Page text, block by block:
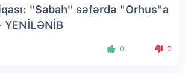
"Sabah" səfərdə "Orhus"a
YENİLƏNİB
0 0